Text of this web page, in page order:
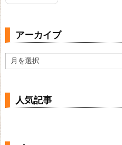
アーカイブ
ー
人気記事